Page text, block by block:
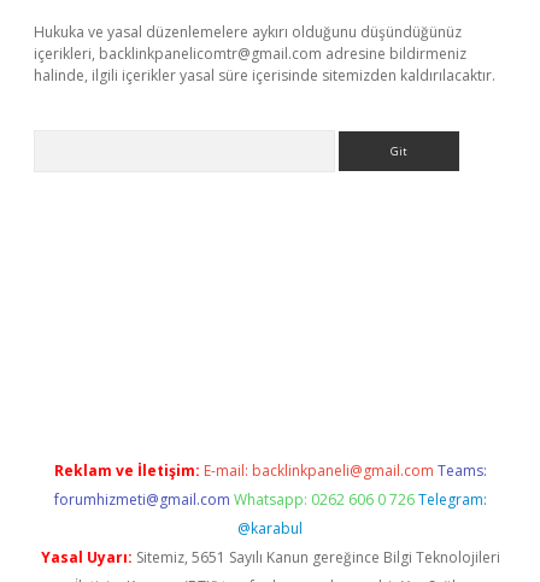
Hukuka ve yasal düzenlemelere aykırı olduğunu düşündüğünüz
içerikleri, backlinkpanelicomtr@gmail.com adresine bildirmeniz
halinde, ilgili içerikler yasal süre içerisinde sitemizden kaldırılacaktır.
Reklam ve İletişim: E-mail: backlinkpaneli@gmail.com Teams:
forumhizmeti@gmail.com Whatsapp: 0262 606 0 726 Telegram:
@karabul
Yasal Uyarı: Sitemiz, 5651 Sayılı Kanun gereğince Bilgi Teknolojileri